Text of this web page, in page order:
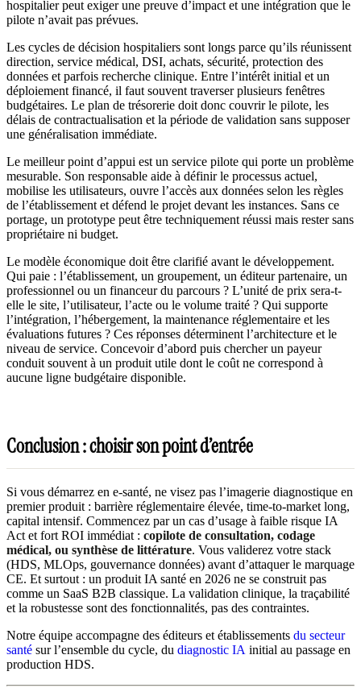
hospitalier peut exiger une preuve d’impact et une intégration que le
pilote n’avait pas prévues.
Les cycles de décision hospitaliers sont longs parce qu’ils réunissent
direction, service médical, DSI, achats, sécurité, protection des
données et parfois recherche clinique. Entre l’intérêt initial et un
déploiement financé, il faut souvent traverser plusieurs fenêtres
budgétaires. Le plan de trésorerie doit donc couvrir le pilote, les
délais de contractualisation et la période de validation sans supposer
une généralisation immédiate.
Le meilleur point d’appui est un service pilote qui porte un problème
mesurable. Son responsable aide à définir le processus actuel,
mobilise les utilisateurs, ouvre l’accès aux données selon les règles
de l’établissement et défend le projet devant les instances. Sans ce
portage, un prototype peut être techniquement réussi mais rester sans
propriétaire ni budget.
Le modèle économique doit être clarifié avant le développement.
Qui paie : l’établissement, un groupement, un éditeur partenaire, un
professionnel ou un financeur du parcours ? L’unité de prix sera-t-
elle le site, l’utilisateur, l’acte ou le volume traité ? Qui supporte
l’intégration, l’hébergement, la maintenance réglementaire et les
évaluations futures ? Ces réponses déterminent l’architecture et le
niveau de service. Concevoir d’abord puis chercher un payeur
conduit souvent à un produit utile dont le coût ne correspond à
aucune ligne budgétaire disponible.
Conclusion : choisir son point d’entrée
Si vous démarrez en e-santé, ne visez pas l’imagerie diagnostique en
premier produit : barrière réglementaire élevée, time-to-market long,
capital intensif. Commencez par un cas d’usage à faible risque IA
Act et fort ROI immédiat : copilote de consultation, codage
médical, ou synthèse de littérature. Vous validerez votre stack
(HDS, MLOps, gouvernance données) avant d’attaquer le marquage
CE. Et surtout : un produit IA santé en 2026 ne se construit pas
comme un SaaS B2B classique. La validation clinique, la traçabilité
et la robustesse sont des fonctionnalités, pas des contraintes.
Notre équipe accompagne des éditeurs et établissements du secteur
santé sur l’ensemble du cycle, du diagnostic IA initial au passage en
production HDS.